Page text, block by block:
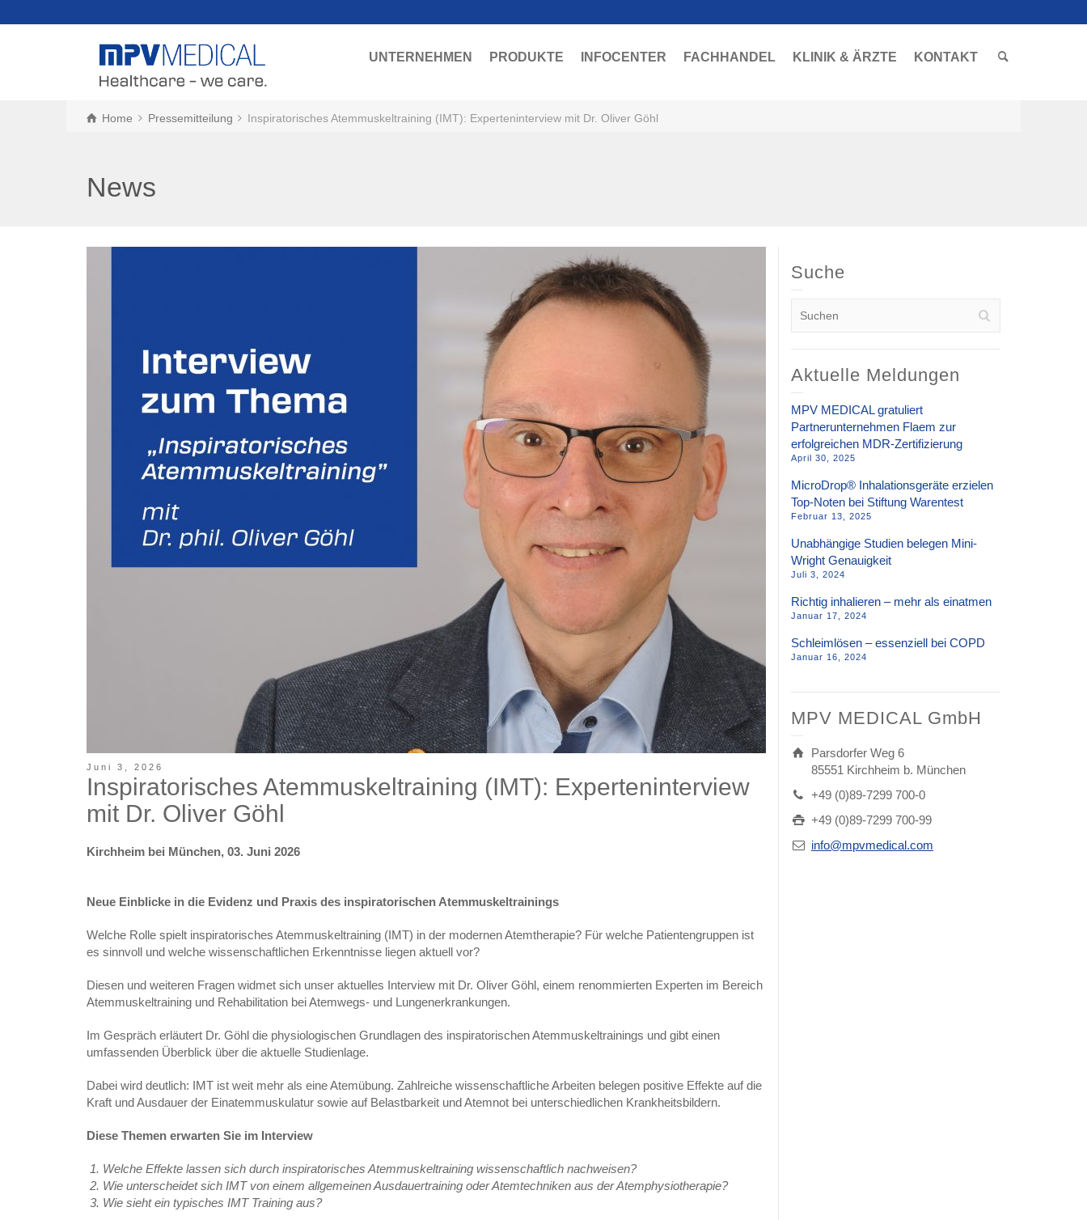
UNTERNEHMEN PRODUKTE INFOCENTER FACHHANDEL KLINIK & ÄRZTE KONTAKT
Home Pressemitteilung Inspiratorisches Atemmuskeltraining (IMT): Experteninterview mit Dr. Oliver Göhl
News
Juni 3, 2026
Inspiratorisches Atemmuskeltraining (IMT): Experteninterview
mit Dr. Oliver Göhl
Kirchheim bei München, 03. Juni 2026
Neue Einblicke in die Evidenz und Praxis des inspiratorischen Atemmuskeltrainings
Welche Rolle spielt inspiratorisches Atemmuskeltraining (IMT) in der modernen Atemtherapie? Für welche Patientengruppen ist
es sinnvoll und welche wissenschaftlichen Erkenntnisse liegen aktuell vor?
Diesen und weiteren Fragen widmet sich unser aktuelles Interview mit Dr. Oliver Göhl, einem renommierten Experten im Bereich
Atemmuskeltraining und Rehabilitation bei Atemwegs- und Lungenerkrankungen.
Im Gespräch erläutert Dr. Göhl die physiologischen Grundlagen des inspiratorischen Atemmuskeltrainings und gibt einen
umfassenden Überblick über die aktuelle Studienlage.
Dabei wird deutlich: IMT ist weit mehr als eine Atemübung. Zahlreiche wissenschaftliche Arbeiten belegen positive Effekte auf die
Kraft und Ausdauer der Einatemmuskulatur sowie auf Belastbarkeit und Atemnot bei unterschiedlichen Krankheitsbildern.
Diese Themen erwarten Sie im Interview
Welche Effekte lassen sich durch inspiratorisches Atemmuskeltraining wissenschaftlich nachweisen?
Wie unterscheidet sich IMT von einem allgemeinen Ausdauertraining oder Atemtechniken aus der Atemphysiotherapie?
Wie sieht ein typisches IMT Training aus?
Suche
Aktuelle Meldungen
MPV MEDICAL gratuliert
Partnerunternehmen Flaem zur
erfolgreichen MDR-Zertifizierung
April 30, 2025
MicroDrop® Inhalationsgeräte erzielen
Top-Noten bei Stiftung Warentest
Februar 13, 2025
Unabhängige Studien belegen Mini-
Wright Genauigkeit
Juli 3, 2024
Richtig inhalieren – mehr als einatmen
Januar 17, 2024
Schleimlösen – essenziell bei COPD
Januar 16, 2024
MPV MEDICAL GmbH
Parsdorfer Weg 6
85551 Kirchheim b. München
+49 (0)89-7299 700-0
+49 (0)89-7299 700-99
info@mpvmedical.com